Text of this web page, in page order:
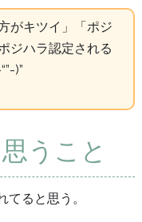
がキツイ」「ポジ
ジハラ認定される
)”
うこと
ると思う。